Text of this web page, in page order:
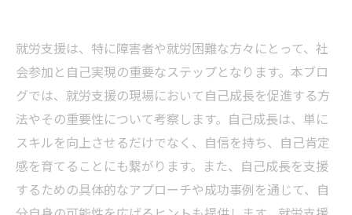
就労支援は、特に障害者や就労困難な方々にとって、社
会参加と自己実現の重要なステップとなります。本ブロ
グでは、就労支援の現場において自己成長を促進する方
法やその重要性について考察します。自己成長は、単に
スキルを向上させるだけでなく、自信を持ち、自己肯定
感を育てることにも繋がります。また、自己成長を支援
するための具体的なアプローチや成功事例を通じて、自